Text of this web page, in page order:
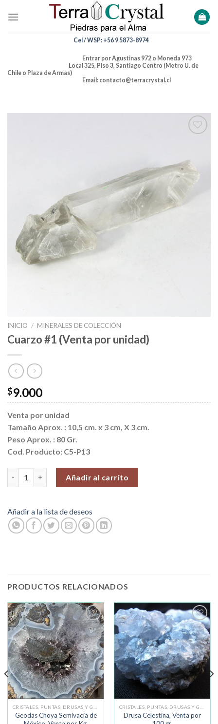
Cel / WSP: +56 9 5873-8974
Entrar por Agustinas 972 o Moneda 973
Local 325, Piso 3, Santiago Centro (Metro U. de
Chile o Plaza de Armas)
Email: contacto@terracrystal.cl
lista de
deseos
INICIO / MINERALES DE COLECCIÓN
Cuarzo #1 (Venta por unidad)
$9.000
Venta por unidad
Tamaño Aprox. : 10,5 cm. x 3 cm, X 3 cm.
Peso Aprox. : 80 Gr.
Cod. Producto: C5-P13
Añadir al carrito
Añadir a la lista de deseos
PRODUCTOS RELACIONADOS
Añadir
a la
lista de
deseos
Geodas Choya Semivacia de
Añadir
a la
lista de
deseos
Drusa Celestina, Venta por